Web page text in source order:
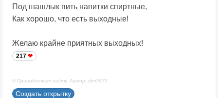
Под шашлык пить напитки спиртные,
Как хорошо, что есть выходные!
Желаю крайне приятных выходных!
217
© Принадлежит сайту. Автор: dim3875
Создать открытку